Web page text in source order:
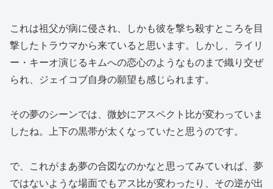
これは祖父が病に侵され、しかも彼を撃ち殺すところを目
撃したトラウマから来ていると思います。しかし、ライリ
ー・キーオ演じるキムへの恋心のようなものまで織り交ぜ
られ、ジェイコブ自身の願望も感じられます。
その夢のシーンでは、微妙にアスペクト比が変わっていま
したね。上下の黒帯が太くなっていたと思うのです。
で、これがまあ夢の合図なのかなと思ってみていれば、夢
ではないような場面でもアス比が変わったり、その逆が出